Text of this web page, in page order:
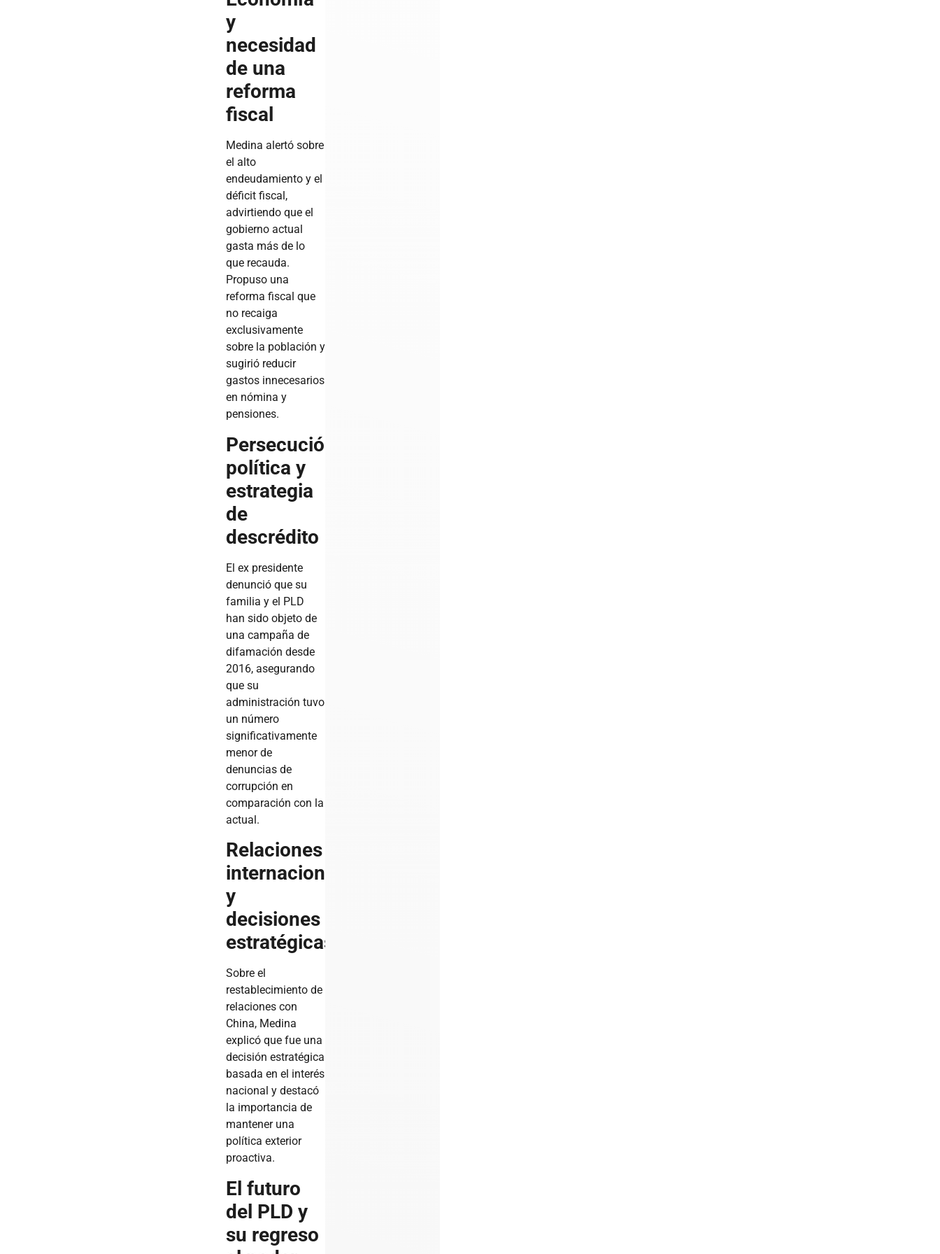
y
necesidad
de una
reforma
fiscal
Medina alertó sobre
el alto
endeudamiento y el
déficit fiscal,
advirtiendo que el
gobierno actual
gasta más de lo
que recauda.
Propuso una
reforma fiscal que
no recaiga
exclusivamente
sobre la población y
sugirió reducir
gastos innecesarios
en nómina y
pensiones.
Persecución
política y
estrategia
de
descrédito
El ex presidente
denunció que su
familia y el PLD
han sido objeto de
una campaña de
difamación desde
2016, asegurando
que su
administración tuvo
un número
significativamente
menor de
denuncias de
corrupción en
comparación con la
actual.
Relaciones
internacionales
y
decisiones
estratégicas
Sobre el
restablecimiento de
relaciones con
China, Medina
explicó que fue una
decisión estratégica
basada en el interés
nacional y destacó
la importancia de
mantener una
política exterior
proactiva.
El futuro
del PLD y
su regreso